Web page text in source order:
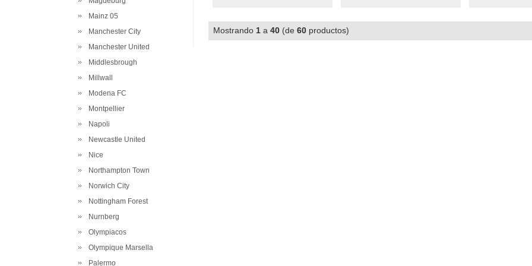
Mainz 05
Manchester City
Manchester United
Middlesbrough
Millwall
Modena FC
Montpellier
Napoli
Newcastle United
Nice
Northampton Town
Norwich City
Nottingham Forest
Nurnberg
Olympiacos
Olympique Marsella
Palermo
Mostrando 1 a 40 (de 60 productos)